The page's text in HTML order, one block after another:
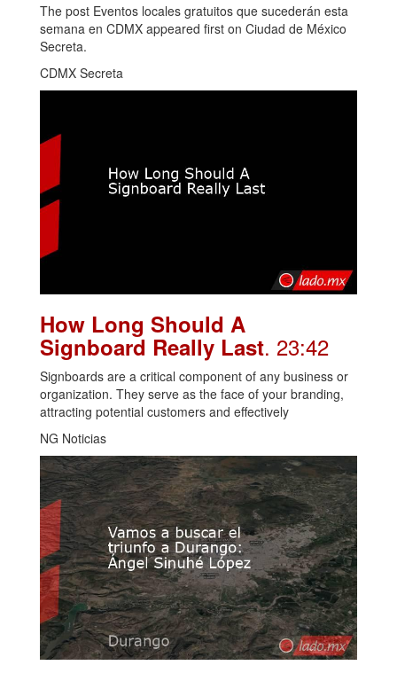
The post Eventos locales gratuitos que sucederán esta
semana en CDMX appeared first on Ciudad de México
Secreta.
CDMX Secreta
How Long Should A
Signboard Really Last. 23:42
Signboards are a critical component of any business or
organization. They serve as the face of your branding,
attracting potential customers and effectively
NG Noticias